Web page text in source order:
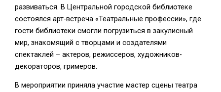
развиваться. В Центральной городской библиотеке
состоялся арт-встреча «Театральные профессии», где
гости библиотеки смогли погрузиться в закулисный
мир, знакомящий с творцами и создателями
спектаклей – актеров, режиссеров, художников-
декораторов, гримеров.
В мероприятии приняла участие мастер сцены театра